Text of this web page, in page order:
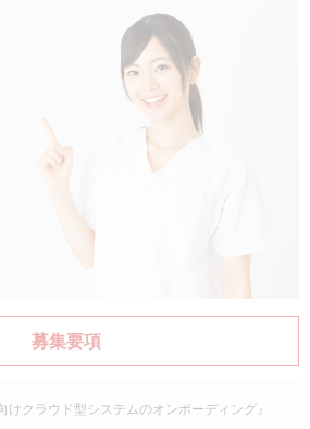
募集要項
けクラウド型システムのオンボーディング』